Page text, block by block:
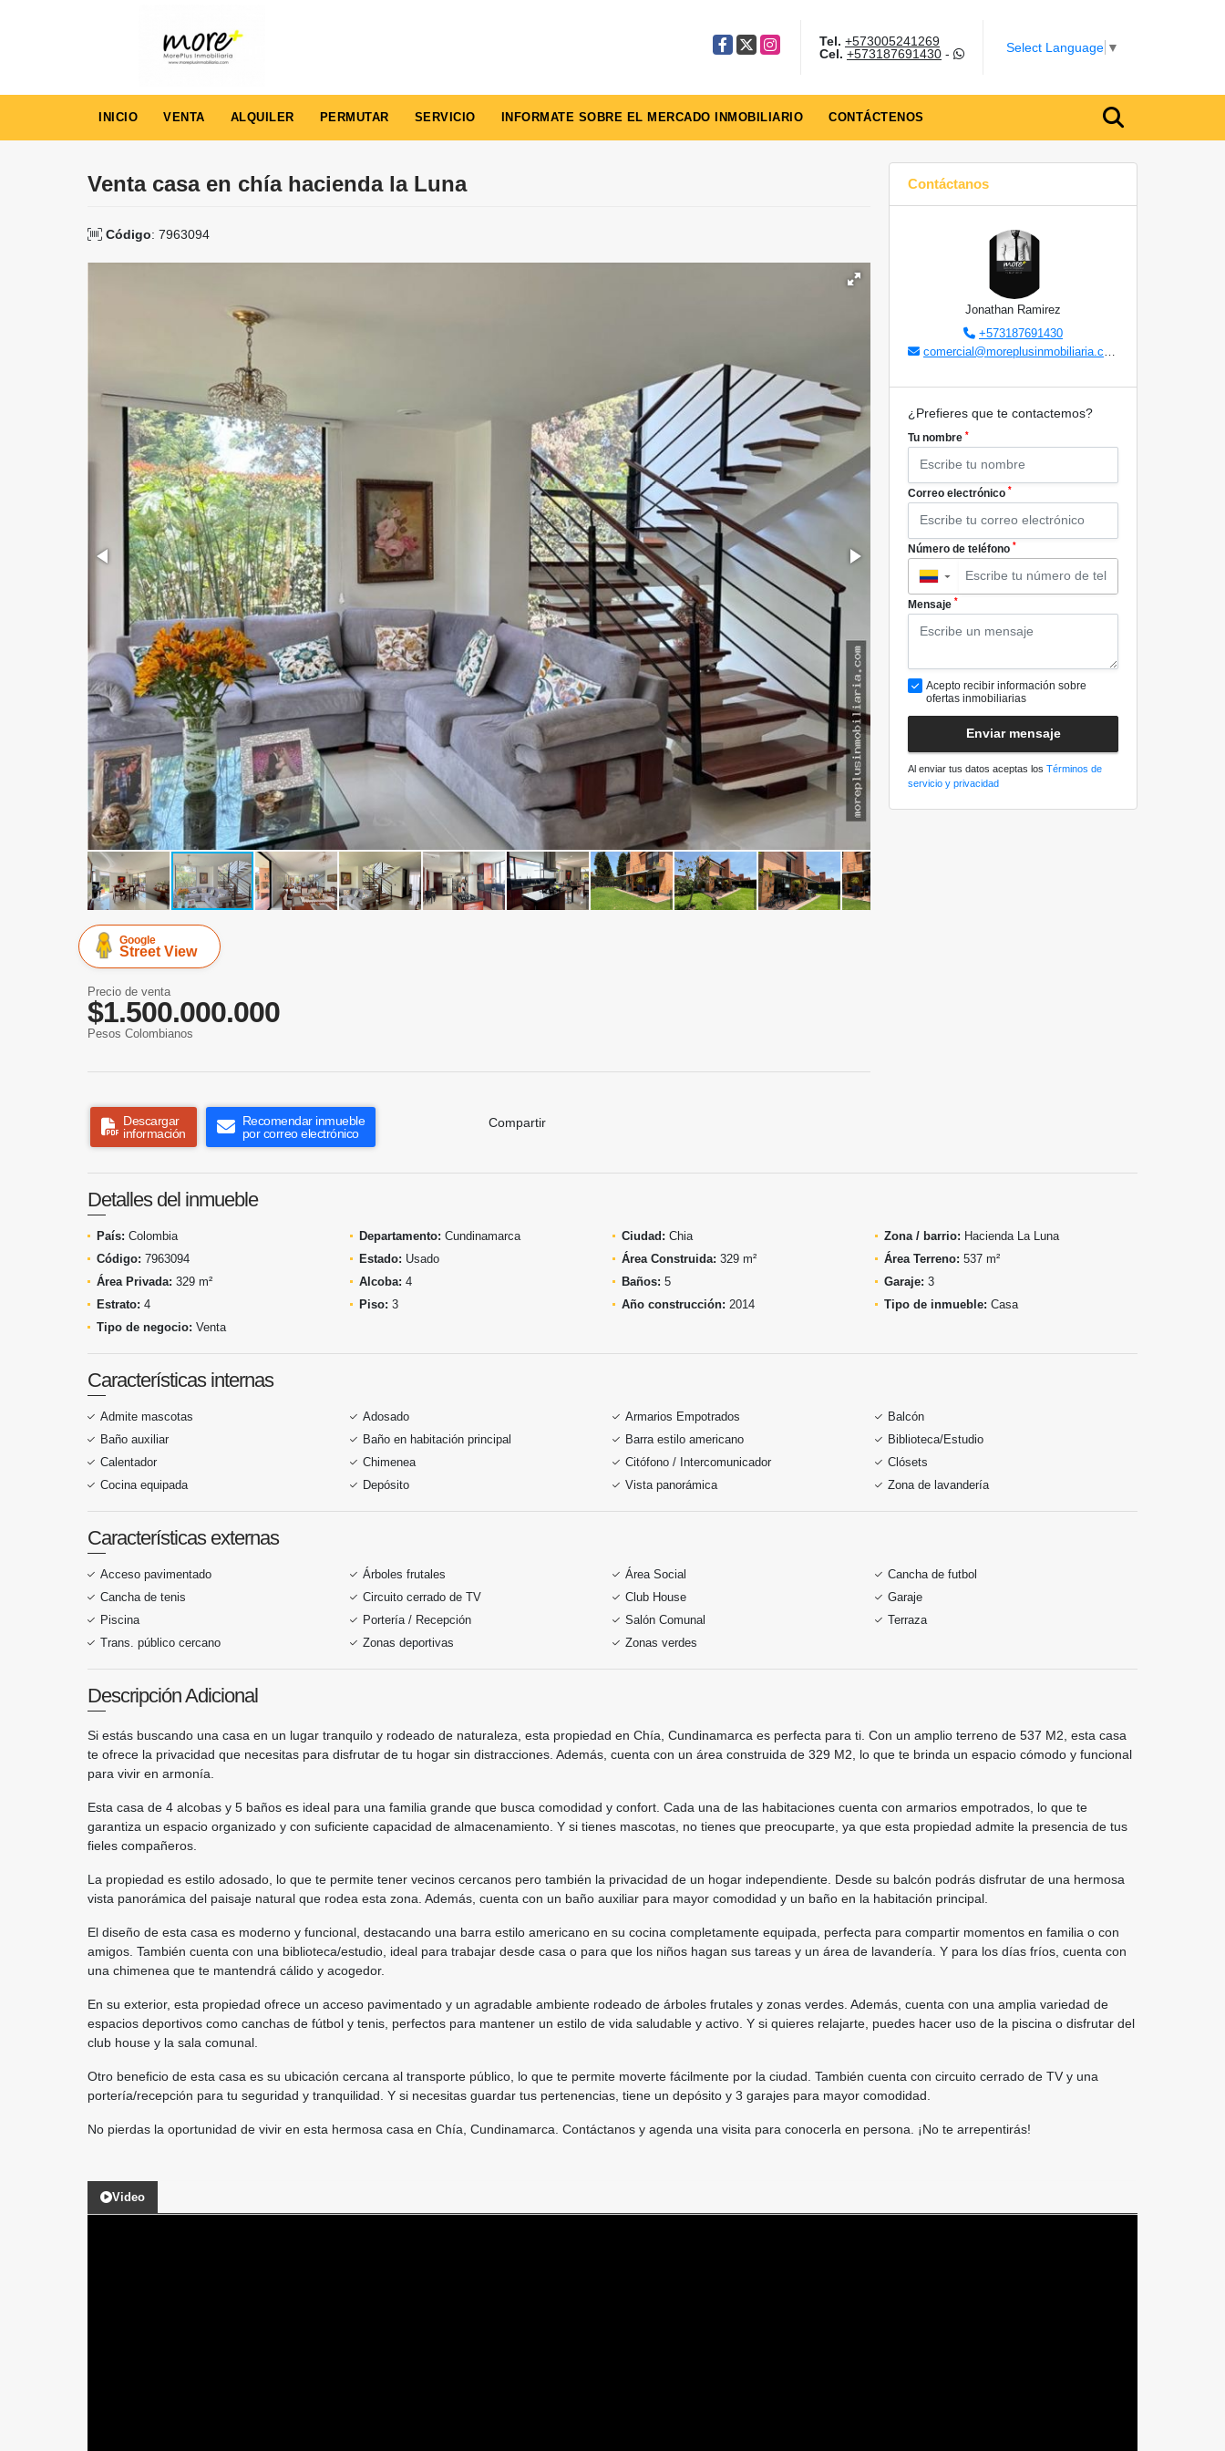
Facebook
X Instagram Tel. +573005241269
Cel. +573187691430- Select Language ▼
INICIO VENTA ALQUILER PERMUTAR SERVICIO INFORMATE SOBRE EL MERCADO INMOBILIARIO CONTÁCTENOS
Venta casa en chía hacienda la Luna
Código: 7963094
Google
Street View
Precio de venta
$1.500.000.000
Pesos Colombianos
Descargar
información
Recomendar inmueble
por correo electrónico
Compartir
Contáctanos
Jonathan Ramirez
+573187691430
comercial@moreplusinmobiliaria.com
¿Prefieres que te contactemos?
Tu nombre *
Correo electrónico *
Número de teléfono *
▼
Mensaje *
Acepto recibir información sobre
ofertas inmobiliarias
Enviar mensaje
Al enviar tus datos aceptas los Términos de
servicio y privacidad
Detalles del inmueble
País: Colombia Departamento: Cundinamarca Ciudad: Chia Zona / barrio: Hacienda La Luna
Código: 7963094 Estado: Usado Área Construida: 329 m² Área Terreno: 537 m²
Área Privada: 329 m² Alcoba: 4 Baños: 5 Garaje: 3
Estrato: 4 Piso: 3 Año construcción: 2014 Tipo de inmueble: Casa
Tipo de negocio: Venta
Características internas
Admite mascotas Adosado Armarios Empotrados
Balcón
Baño auxiliar
Baño en habitación principal Barra estilo americano
Biblioteca/Estudio
Calentador
Chimenea Citófono / Intercomunicador
Clósets
Cocina equipada
Depósito Vista panorámica Zona de lavandería
Características externas
Acceso pavimentado Árboles frutales Área Social
Cancha de futbol
Cancha de tenis
Circuito cerrado de TV Club House
Garaje
Piscina
Portería / Recepción Salón Comunal
Terraza
Trans. público cercano
Zonas deportivas Zonas verdes
Descripción Adicional
Si estás buscando una casa en un lugar tranquilo y rodeado de naturaleza, esta propiedad en Chía, Cundinamarca es perfecta para ti. Con un amplio terreno de 537 M2, esta casa
te ofrece la privacidad que necesitas para disfrutar de tu hogar sin distracciones. Además, cuenta con un área construida de 329 M2, lo que te brinda un espacio cómodo y funcional
para vivir en armonía.
Esta casa de 4 alcobas y 5 baños es ideal para una familia grande que busca comodidad y confort. Cada una de las habitaciones cuenta con armarios empotrados, lo que te
garantiza un espacio organizado y con suficiente capacidad de almacenamiento. Y si tienes mascotas, no tienes que preocuparte, ya que esta propiedad admite la presencia de tus
fieles compañeros.
La propiedad es estilo adosado, lo que te permite tener vecinos cercanos pero también la privacidad de un hogar independiente. Desde su balcón podrás disfrutar de una hermosa
vista panorámica del paisaje natural que rodea esta zona. Además, cuenta con un baño auxiliar para mayor comodidad y un baño en la habitación principal.
El diseño de esta casa es moderno y funcional, destacando una barra estilo americano en su cocina completamente equipada, perfecta para compartir momentos en familia o con
amigos. También cuenta con una biblioteca/estudio, ideal para trabajar desde casa o para que los niños hagan sus tareas y un área de lavandería. Y para los días fríos, cuenta con
una chimenea que te mantendrá cálido y acogedor.
En su exterior, esta propiedad ofrece un acceso pavimentado y un agradable ambiente rodeado de árboles frutales y zonas verdes. Además, cuenta con una amplia variedad de
espacios deportivos como canchas de fútbol y tenis, perfectos para mantener un estilo de vida saludable y activo. Y si quieres relajarte, puedes hacer uso de la piscina o disfrutar del
club house y la sala comunal.
Otro beneficio de esta casa es su ubicación cercana al transporte público, lo que te permite moverte fácilmente por la ciudad. También cuenta con circuito cerrado de TV y una
portería/recepción para tu seguridad y tranquilidad. Y si necesitas guardar tus pertenencias, tiene un depósito y 3 garajes para mayor comodidad.
No pierdas la oportunidad de vivir en esta hermosa casa en Chía, Cundinamarca. Contáctanos y agenda una visita para conocerla en persona. ¡No te arrepentirás!
Video